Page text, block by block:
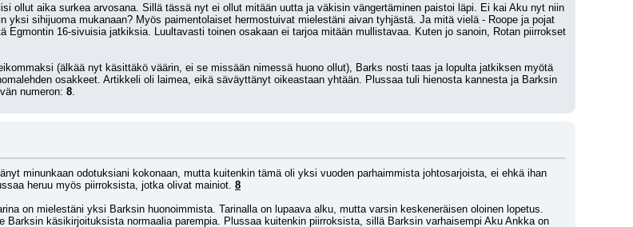
ollut aika surkea arvosana. Sillä tässä nyt ei ollut mitään uutta ja väkisin vängertäminen paistoi läpi. Ei kai Aku nyt niin
yksi sihijuoma mukanaan? Myös paimentolaiset hermostuivat mielestäni aivan tyhjästä. Ja mitä vielä - Roope ja pojat
Egmontin 16-sivuisia jatkiksia. Luultavasti toinen osakaan ei tarjoa mitään mullistavaa. Kuten jo sanoin, Rotan piirrokset
(älkää nyt käsittäkö väärin, ei se missään nimessä huono ollut), Barks nosti taas ja lopulta jatkiksen myötä
osakkeet. Artikkeli oli laimea, eikä säväyttänyt oikeastaan yhtään. Plussaa tuli hienosta kannesta ja Barksin
numeron: 8.
minunkaan odotuksiani kokonaan, mutta kuitenkin tämä oli yksi vuoden parhaimmista johtosarjoista, ei ehkä ihan
heruu myös piirroksista, jotka olivat mainiot. 8
on mielestäni yksi Barksin huonoimmista. Tarinalla on lupaava alku, mutta varsin keskeneräisen oloinen lopetus.
käsikirjoituksista normaalia parempia. Plussaa kuitenkin piirroksista, sillä Barksin varhaisempi Aku Ankka on